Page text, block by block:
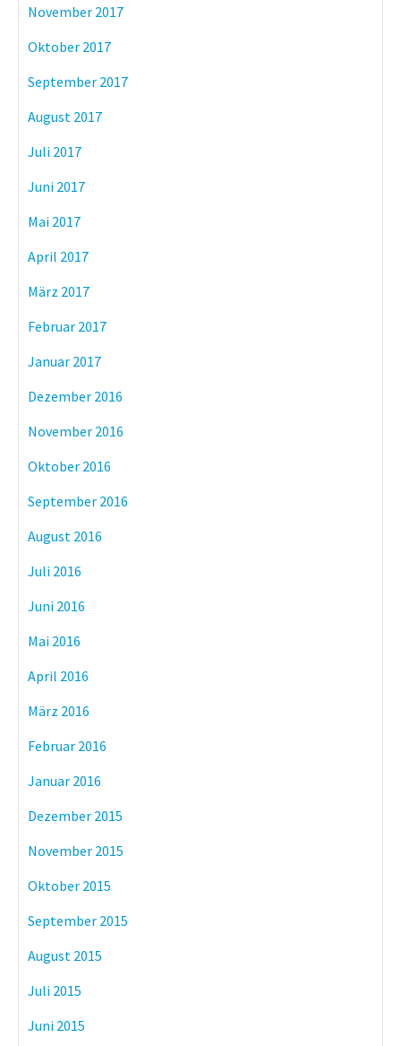
November 2017
Oktober 2017
September 2017
August 2017
Juli 2017
Juni 2017
Mai 2017
April 2017
März 2017
Februar 2017
Januar 2017
Dezember 2016
November 2016
Oktober 2016
September 2016
August 2016
Juli 2016
Juni 2016
Mai 2016
April 2016
März 2016
Februar 2016
Januar 2016
Dezember 2015
November 2015
Oktober 2015
September 2015
August 2015
Juli 2015
Juni 2015